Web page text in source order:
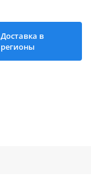
Доставка в
регионы